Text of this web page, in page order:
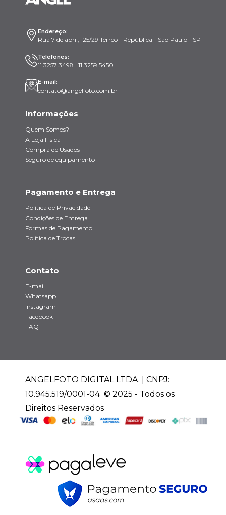
Endereço:
Rua 7 de abril, 125/29 Térreo - República - São Paulo - SP
Telefones:
11 3257 3498 | 11 3259 5450
E-mail:
contato@angelfoto.com.br
Informações
Quem Somos?
A Loja Física
Compra de Usados
Seguro de equipamento
Pagamento e Entrega
Política de Privacidade
Condições de Entrega
Formas de Pagamento
Política de Trocas
Contato
E-mail
Whatsapp
Instagram
Facebook
FAQ
ANGELFOTO DIGITAL LTDA. | CNPJ:
10.945.519/0001-04 © 2025 - Todos os
Direitos Reservados